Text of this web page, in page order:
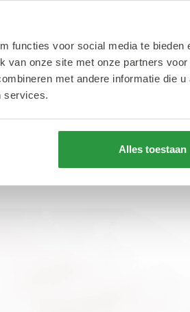
functies voor social media te bieden
van onze site met onze partners
met andere informatie die u
services.
Alles toestaan
jaar geleden dat Roze
precies?
De focus van Roze
als gay community. Elk
Voor het eerst in 21 jaar is